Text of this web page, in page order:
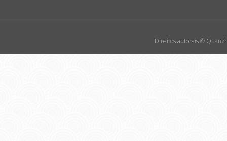
Direitos autorais ©